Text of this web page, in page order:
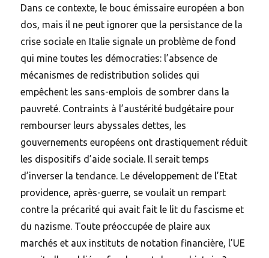
Dans ce contexte, le bouc émissaire européen a bon
dos, mais il ne peut ignorer que la persistance de la
crise sociale en Italie signale un problème de fond
qui mine toutes les démocraties: l’absence de
mécanismes de redistribution solides qui
empêchent les sans-emplois de sombrer dans la
pauvreté. Contraints à l’austérité budgétaire pour
rembourser leurs abyssales dettes, les
gouvernements européens ont drastiquement réduit
les dispositifs d’aide sociale. Il serait temps
d’inverser la tendance. Le développement de l’Etat
providence, après-guerre, se voulait un rempart
contre la précarité qui avait fait le lit du fascisme et
du nazisme. Toute préoccupée de plaire aux
marchés et aux instituts de notation financière, l’UE